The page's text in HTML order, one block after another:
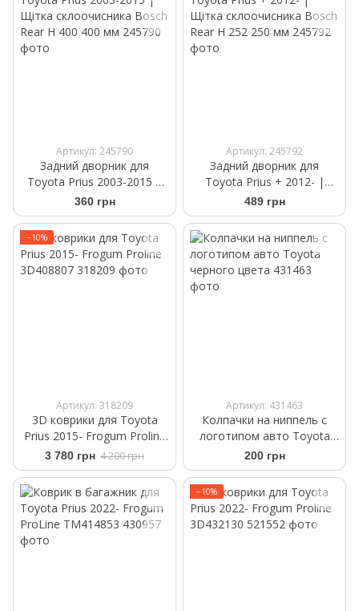
Артикул: 245790
Задний дворник для
Toyota Prius 2003-2015 |
Щітка склоочисника Bosch
Rear H 400 400 мм
360 грн
Артикул: 245792
Задний дворник для
Toyota Prius + 2012- |
Щітка склоочисника Bosch
Rear H 252 250 мм
489 грн
−10%
Артикул: 318209
3D коврики для Toyota
Prius 2015- Frogum Proline
3D408807
3 780 грн 4 200 грн
Артикул: 431463
Колпачки на ниппель с
логотипом авто Toyota
черного цвета
200 грн
−10%